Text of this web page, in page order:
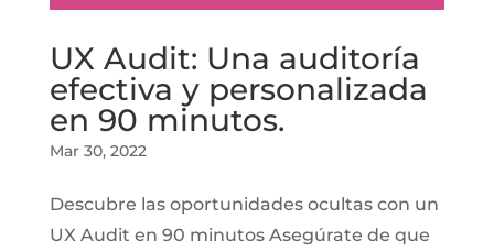
UX Audit: Una auditoría
efectiva y personalizada
en 90 minutos.
Mar 30, 2022
Descubre las oportunidades ocultas con un
UX Audit en 90 minutos Asegúrate de que